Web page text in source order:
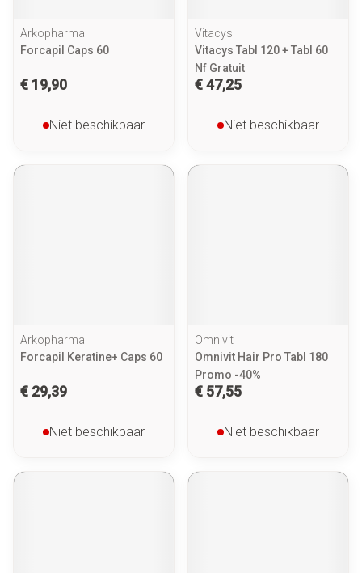
Arkopharma
Forcapil Caps 60
€ 19,90
Niet beschikbaar
Vitacys
Vitacys Tabl 120 + Tabl 60
Nf Gratuit
€ 47,25
Niet beschikbaar
Arkopharma
Forcapil Keratine+ Caps 60
€ 29,39
Niet beschikbaar
Omnivit
Omnivit Hair Pro Tabl 180
Promo -40%
€ 57,55
Niet beschikbaar